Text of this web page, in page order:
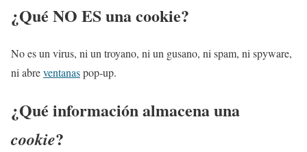
¿Qué NO ES una cookie?
No es un virus, ni un troyano, ni un gusano, ni spam, ni spyware,
ni abreventanaspop-up.
¿Qué información almacena una
cookie?